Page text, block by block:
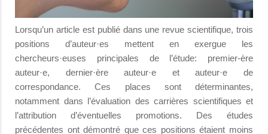
Lorsqu’un article est publié dans une revue scientifique, trois
positions d’auteur·es mettent en exergue les
chercheurs·euses principales de l’étude: premier-ère
auteur·e, dernier·ère auteur·e et auteur·e de
correspondance. Ces places sont déterminantes,
notamment dans l’évaluation des carrières scientifiques et
l’attribution d’éventuelles promotions. Des études
précédentes ont démontré que ces positions étaient moins